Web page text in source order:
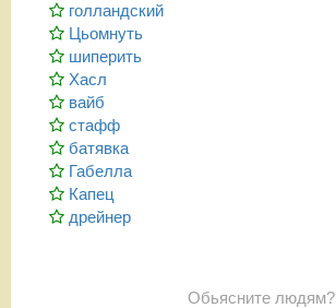
голландский
Цьомнуть
шиперить
Хасл
вайб
стафф
батявка
Габелла
Капец
дрейнер
Обьясните людям?